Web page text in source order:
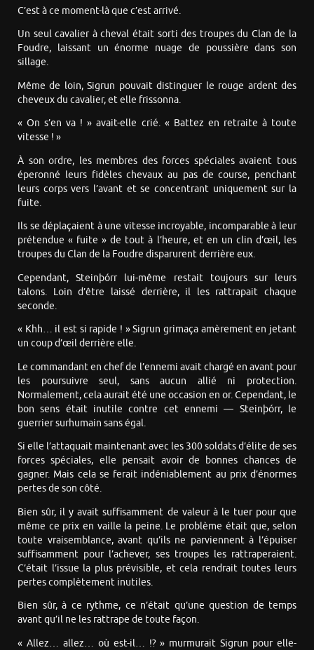
C’est à ce moment-là que c’est arrivé.
Un seul cavalier à cheval était sorti des troupes du Clan de la
Foudre, laissant un énorme nuage de poussière dans son
sillage.
Même de loin, Sigrun pouvait distinguer le rouge ardent des
cheveux du cavalier, et elle frissonna.
« On s’en va ! » avait-elle crié. « Battez en retraite à toute
vitesse ! »
À son ordre, les membres des forces spéciales avaient tous
éperonné leurs fidèles chevaux au pas de course, penchant
leurs corps vers l’avant et se concentrant uniquement sur la
fuite.
Ils se déplaçaient à une vitesse incroyable, incomparable à leur
prétendue « fuite » de tout à l’heure, et en un clin d’œil, les
troupes du Clan de la Foudre disparurent derrière eux.
Cependant, Steinþórr lui-même restait toujours sur leurs
talons. Loin d’être laissé derrière, il les rattrapait chaque
seconde.
« Khh… il est si rapide ! » Sigrun grimaça amèrement en jetant
un coup d’œil derrière elle.
Le commandant en chef de l’ennemi avait chargé en avant pour
les poursuivre seul, sans aucun allié ni protection.
Normalement, cela aurait été une occasion en or. Cependant, le
bon sens était inutile contre cet ennemi — Steinþórr, le
guerrier surhumain sans égal.
Si elle l’attaquait maintenant avec les 300 soldats d’élite de ses
forces spéciales, elle pensait avoir de bonnes chances de
gagner. Mais cela se ferait indéniablement au prix d’énormes
pertes de son côté.
Bien sûr, il y avait suffisamment de valeur à le tuer pour que
même ce prix en vaille la peine. Le problème était que, selon
toute vraisemblance, avant qu’ils ne parviennent à l’épuiser
suffisamment pour l’achever, ses troupes les rattraperaient.
C’était l’issue la plus prévisible, et cela rendrait toutes leurs
pertes complètement inutiles.
Bien sûr, à ce rythme, ce n’était qu’une question de temps
avant qu’il ne les rattrape de toute façon.
« Allez… allez… où est-il… !? » murmurait Sigrun pour elle-